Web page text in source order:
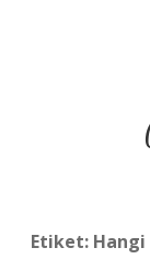
Etiket: